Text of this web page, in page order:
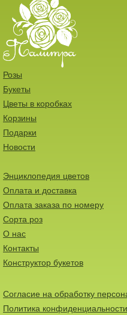
Розы
Букеты
Цветы в коробках
Корзины
Подарки
Новости
Энциклопедия цветов
Оплата и доставка
Оплата заказа по номеру
Сорта роз
О нас
Контакты
Конструктор букетов
Согласие на обработку
Политика конфиденциальности